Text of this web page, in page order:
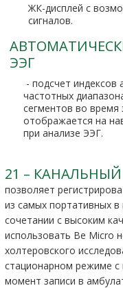
ЖК-дисплей с
сигналов.
ЭЭГ
- подсчет индексов
частотных
сегментов во
отображается на
при анализе ЭЭГ.
21 – КАНАЛЬНЫЙ
позволяет
из самых портативных
сочетании с высоким
использовать Be Micro
холтеровского
стационарном режиме
момент записи в